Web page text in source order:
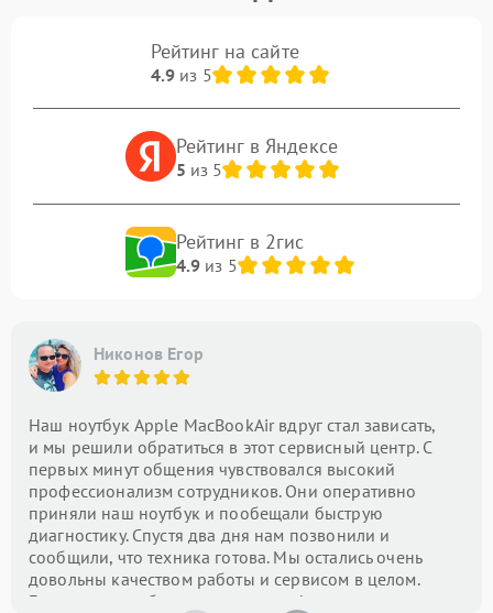
Рейтинг на сайте
4.9из 5
Рейтинг в Яндексе
5 из 5
Рейтинг в 2гис
4.9из 5
Никонов Егор
Наш ноутбук Apple MacBookAir вдруг стал зависать,
и мы решили обратиться в этот сервисный центр. С
первых минут общения чувствовался высокий
профессионализм сотрудников. Они оперативно
приняли наш ноутбук и пообещали быструю
диагностику. Спустя два дня нам позвонили и
сообщили, что техника готова. Мы остались очень
довольны качеством работы и сервисом в целом.
Большое спасибо за вашу помощь!